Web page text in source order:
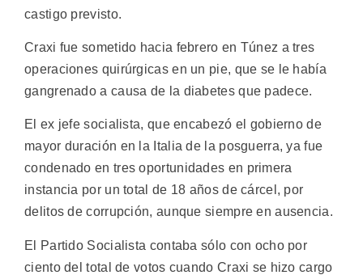
castigo previsto.
Craxi fue sometido hacia febrero en Túnez a tres
operaciones quirúrgicas en un pie, que se le había
gangrenado a causa de la diabetes que padece.
El ex jefe socialista, que encabezó el gobierno de
mayor duración en la Italia de la posguerra, ya fue
condenado en tres oportunidades en primera
instancia por un total de 18 años de cárcel, por
delitos de corrupción, aunque siempre en ausencia.
El Partido Socialista contaba sólo con ocho por
ciento del total de votos cuando Craxi se hizo cargo